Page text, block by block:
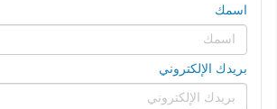
اسمك
بريدك الإلكتروني